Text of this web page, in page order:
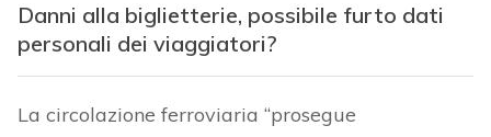
Danni alla biglietterie, possibile furto dati
personali dei viaggiatori?
La circolazione ferroviaria “prosegue